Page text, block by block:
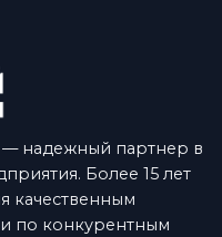
надежный партнер в
Более 15 лет
качественным
по конкурентным